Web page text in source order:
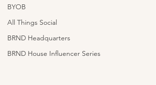
BYOB
All Things Social
BRND Headquarters
BRND House Influencer Series